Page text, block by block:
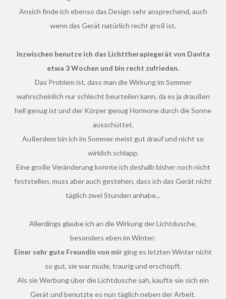
Ansich finde ich ebenso das Design sehr ansprechend, auch
wenn das Gerät natürlich recht groß ist.
Inzwischen benutze ich das Lichttherapiegerät von Davita
etwa 3 Wochen und bin recht zufrieden.
Das Problem ist, dass man die Wirkung im Sommer
wahrscheinlich nur schlecht beurteilen kann, da es ja draußen
hell genug ist und der Körper genug Hormone durch die Sonne
ausschüttet.
Außerdem bin ich im Sommer meist gut drauf und nicht so
wirklich schlapp.
Eine große Veränderung konnte ich deshalb bisher noch nicht
feststellen, muss aber auch gestehen, dass ich das Gerät nicht
täglich zwei Stunden anhabe...
Allerdings glaube ich an die Wirkung der Lichtdusche,
besonders eben im Winter:
Einer sehr gute Freundin von mir ging es letzten Winter nicht
so gut, sie war müde, traurig und erschöpft.
Als sie Werbung über die Lichtdusche sah, kaufte sie sich ein
Gerät und benutzte es nun täglich neben der Arbeit.